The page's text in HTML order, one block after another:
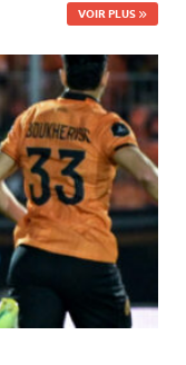
VOIR PLUS